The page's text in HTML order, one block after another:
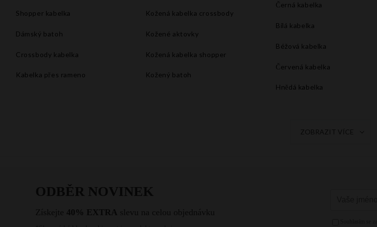
Shopper kabelka
Dámský batoh
Crossbody kabelka
Kabelka přes rameno
Kožená kabelka crossbody
Kožené aktovky
Kožená kabelka shopper
Kožený batoh
Černá kabelka
Bílá kabelka
Béžová kabelka
Červená kabelka
Hnědá kabelka
Šedá kabelkaZOBRAZIT VÍCE